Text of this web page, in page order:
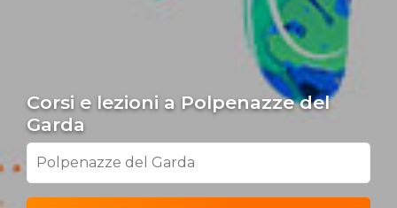
Corsi e lezioni a Polpenazze del
Garda
Polpenazze del Garda